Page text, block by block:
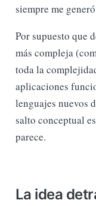
siempre me
Por supuesto que
más compleja
toda la
aplicaciones
lenguajes nuevos
salto conceptual
parece.
La idea